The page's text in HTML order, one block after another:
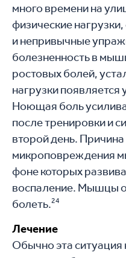
много времени на
физические
и непривычные
болезненность в
ростовых болей,
нагрузки появляется
Ноющая боль
после тренировки и
второй день.
микроповреждения
фоне которых
воспаление. Мышцы
болеть.24
Лечение
Обычно эта ситуация